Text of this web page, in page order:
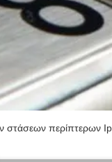
στάσεων περίπτερων